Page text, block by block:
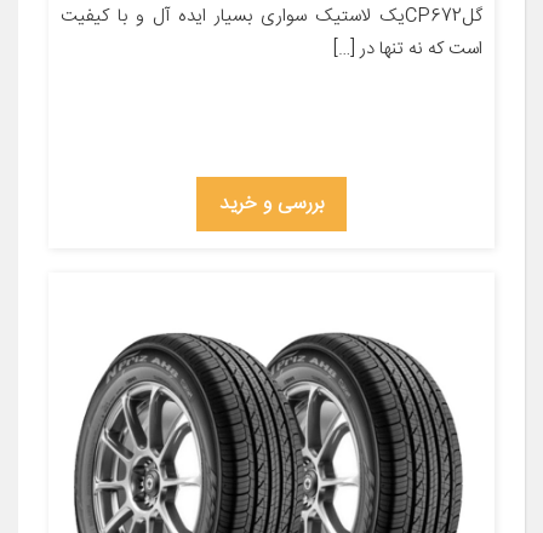
گلCP672یک لاستیک سواری بسیار ایده آل و با کیفیت
است که نه تنها در […]
بررسی و خرید